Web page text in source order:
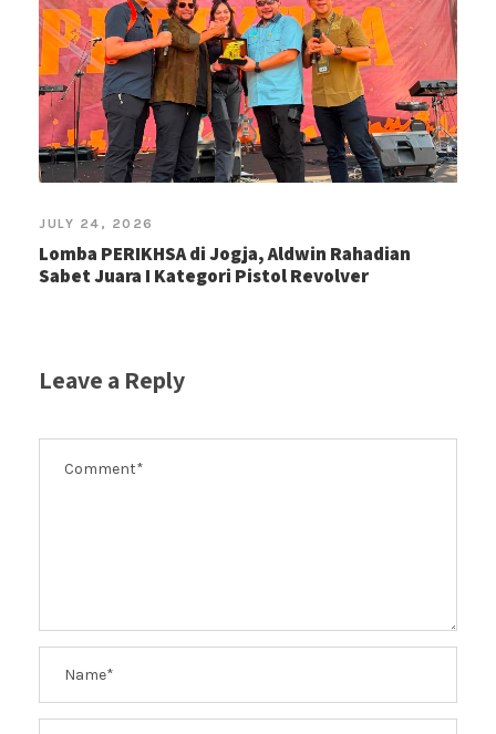
JULY 24, 2026
Lomba PERIKHSA di Jogja, Aldwin Rahadian
Sabet Juara I Kategori Pistol Revolver
Leave a Reply